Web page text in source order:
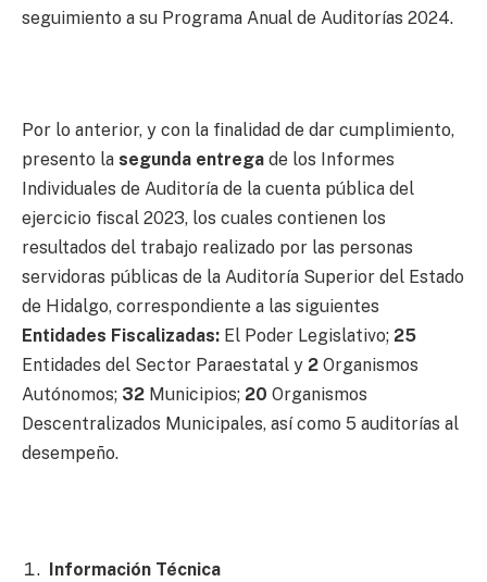
seguimiento a su Programa Anual de Auditorías 2024.
Por lo anterior, y con la finalidad de dar cumplimiento,
presento la segunda entrega de los Informes
Individuales de Auditoría de la cuenta pública del
ejercicio fiscal 2023, los cuales contienen los
resultados del trabajo realizado por las personas
servidoras públicas de la Auditoría Superior del Estado
de Hidalgo, correspondiente a las siguientes
Entidades Fiscalizadas: El Poder Legislativo; 25
Entidades del Sector Paraestatal y 2 Organismos
Autónomos; 32 Municipios; 20 Organismos
Descentralizados Municipales, así como 5 auditorías al
desempeño.
Información Técnica